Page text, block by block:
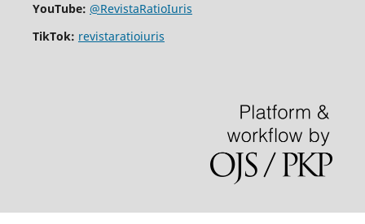
YouTube: @RevistaRatioIuris
TikTok: revistaratioiuris